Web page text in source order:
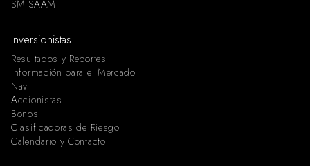
SM SAAM
Inversionistas
Resultados y Reportes
Información para el Mercado
Nav
Accionistas
Bonos
Clasificadoras de Riesgo
Calendario y Contacto